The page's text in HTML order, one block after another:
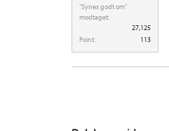
"Synes godt om"
modtaget:
27,125
Point:
113